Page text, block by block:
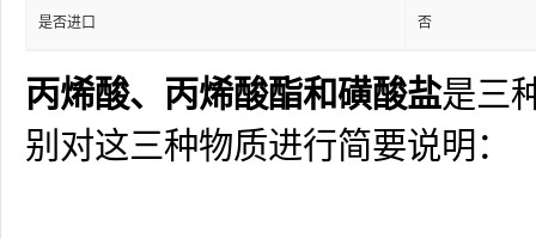
是否进口 否
丙烯酸、丙烯酸酯和磺酸盐是三
别对这三种物质进行简要说明：